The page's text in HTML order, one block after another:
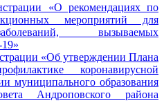
«О рекомендациях по
мероприятий для
вызываемых
«Об утверждении Плана
коронавирусной
муниципального образования
Андроповского района